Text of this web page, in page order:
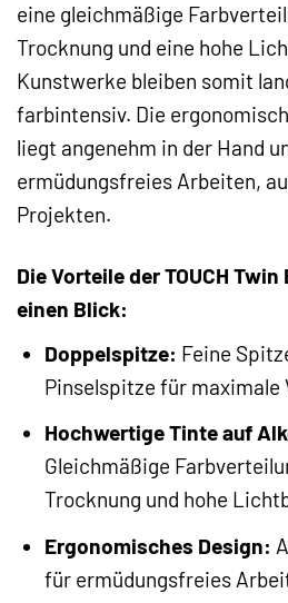
eine gleichmäßige
Trocknung und eine hohe
Kunstwerke bleiben somit
farbintensiv. Die
liegt angenehm in der Hand
ermüdungsfreies Arbeiten,
Projekten.
Die Vorteile der TOUCH
einen Blick:
Doppelspitze: Feine
Pinselspitze für
Hochwertige Tinte auf
Gleichmäßige
Trocknung und hohe
Ergonomisches Design:
für ermüdungsfreies